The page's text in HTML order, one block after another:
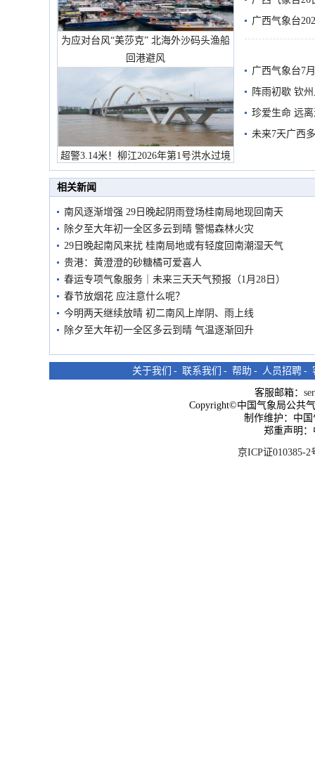
为应对台风“美莎克” 北海外沙码头渔船
回港避风
超警3.14米！柳江2026年第1号洪水过境
市民在堤岸见证汛况
广西气象台
预警
广西气象台7
阵雨初歇 钦
珍爱生命 远
未来7天广西
相关新闻
南风逐渐增强 29日晚起阴雨登场桂南局地现回南天
除夕至大年初一全区多云到晴 警惕森林火灾
29日晚起南风来扰 桂南局地或有轻度回南潮湿天气
贵港：黄澄澄的砂糖橘可爱喜人
春运专项气象服务｜未来三天天气预报（1月28日）
春节放烟花 应注意什么呢？
今明两天继续放晴 初二南风上岸阴、雨上线
除夕至大年初一全区多云到晴 气温逐渐回升
关于我们 - 联系我们 - 帮助 - 人员招聘 -
客服邮箱：
Copyright©中国气象局公共
制作维护：中
郑重声明
京ICP证010385-2